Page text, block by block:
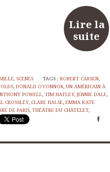
Lire la
suite
, SCENES TAGS :ROBERT CARSEN,
, DONALD O'CONNOR, UN AMÉRICAIN À
POWELL, TIM HATLEY, JENNIE DALE,
CROSSLEY, CLARE HALSE, EMMA KATE
DE PARIS, THÉÂTRE DU CHÂTELET,